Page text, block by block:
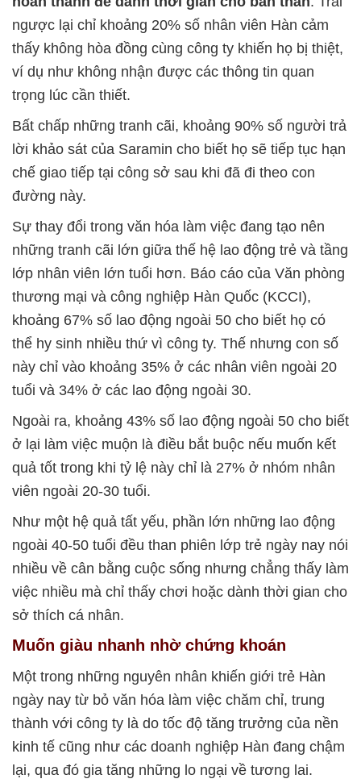
ngược lại chỉ khoảng 20% số nhân viên Hàn cảm
thấy không hòa đồng cùng công ty khiến họ bị thiệt,
ví dụ như không nhận được các thông tin quan
trọng lúc cần thiết.
Bất chấp những tranh cãi, khoảng 90% số người trả
lời khảo sát của Saramin cho biết họ sẽ tiếp tục hạn
chế giao tiếp tại công sở sau khi đã đi theo con
đường này.
Sự thay đổi trong văn hóa làm việc đang tạo nên
những tranh cãi lớn giữa thế hệ lao động trẻ và tầng
lớp nhân viên lớn tuổi hơn. Báo cáo của Văn phòng
thương mại và công nghiệp Hàn Quốc (KCCI),
khoảng 67% số lao động ngoài 50 cho biết họ có
thể hy sinh nhiều thứ vì công ty. Thế nhưng con số
này chỉ vào khoảng 35% ở các nhân viên ngoài 20
tuổi và 34% ở các lao động ngoài 30.
Ngoài ra, khoảng 43% số lao động ngoài 50 cho biết
ở lại làm việc muộn là điều bắt buộc nếu muốn kết
quả tốt trong khi tỷ lệ này chỉ là 27% ở nhóm nhân
viên ngoài 20-30 tuổi.
Như một hệ quả tất yếu, phần lớn những lao động
ngoài 40-50 tuổi đều than phiên lớp trẻ ngày nay nói
nhiều về cân bằng cuộc sống nhưng chẳng thấy làm
việc nhiều mà chỉ thấy chơi hoặc dành thời gian cho
sở thích cá nhân.
Muốn giàu nhanh nhờ chứng khoán
Một trong những nguyên nhân khiến giới trẻ Hàn
ngày nay từ bỏ văn hóa làm việc chăm chỉ, trung
thành với công ty là do tốc độ tăng trưởng của nền
kinh tế cũng như các doanh nghiệp Hàn đang chậm
lại, qua đó gia tăng những lo ngại về tương lai.